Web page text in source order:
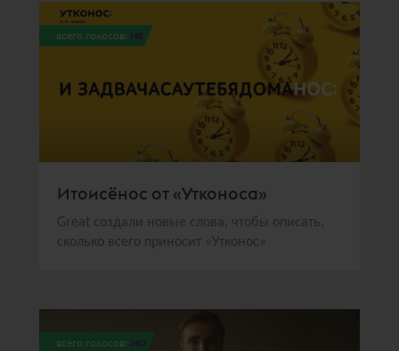
всего голосов: 142
Итоисёнос от «Утконоса»
Great создали новые слова, чтобы описать,
сколько всего приносит «Утконос»
всего голосов: 140